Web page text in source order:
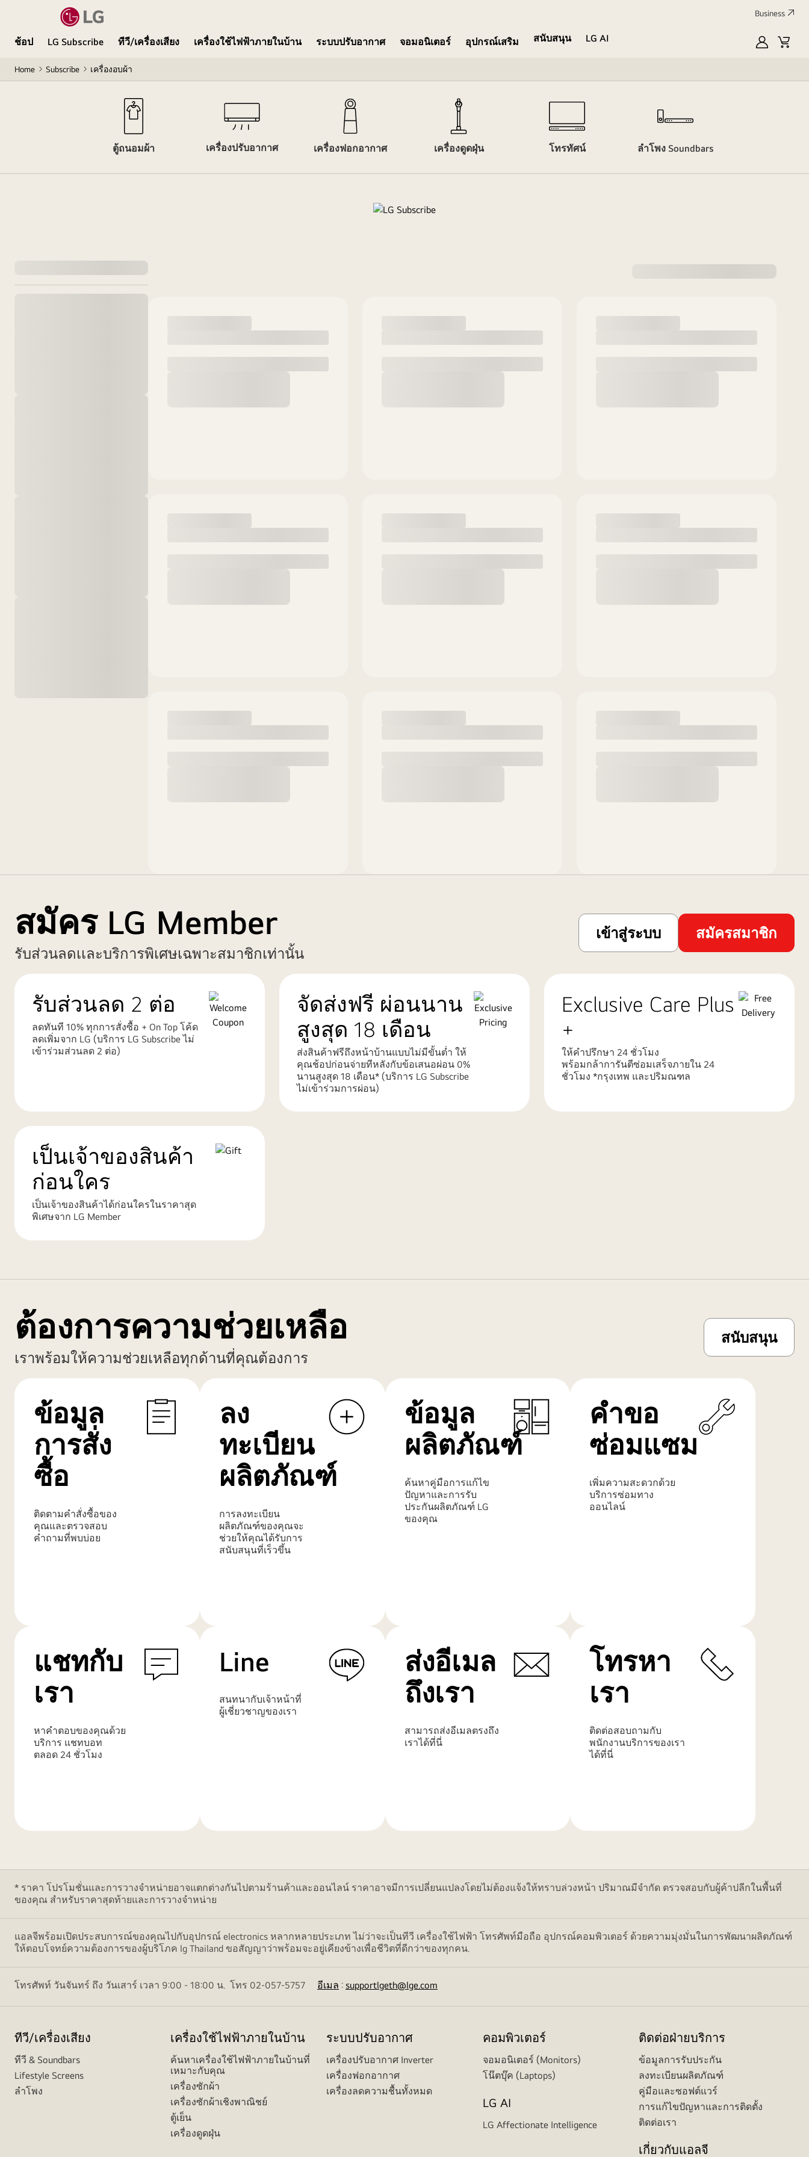
Business
ช้อป LG Subscribe ทีวี/เครื่องเสียง เครื่องใช้ไฟฟ้าภายในบ้าน ระบบปรับอากาศ จอมอนิเตอร์​ อุปกรณ์เสริม สนับสนุน
LG AI
MyLGCart
Home Subscribe เครื่องอบผ้า
ตู้ถนอมผ้า เครื่องปรับอากาศ เครื่องฟอกอากาศ เครื่องดูดฝุ่น โทรทัศน์ ลำโพง Soundbars
สมัคร LG Member
รับส่วนลดเเละบริการพิเศษเฉพาะสมาชิกเท่านั้น
เข้าสู่ระบบ สมัครสมาชิก
รับส่วนลด 2 ต่อ
ลดทันที 10% ทุกการสั่งซื้อ + On Top โค้ด
ลดเพิ่มจาก LG (บริการ LG Subscribe ไม่
เข้าร่วมส่วนลด 2 ต่อ)
จัดส่งฟรี ผ่อนนาน
สูงสุด 18 เดือน
ส่งสินค้าฟรีถึงหน้าบ้านแบบไม่มีขั้นต่ำ ให้
คุณช้อปก่อนจ่ายทีหลังกับข้อเสนอผ่อน 0%
นานสูงสุด 18 เดือน* (บริการ LG Subscribe
ไม่เข้าร่วมการผ่อน)
Exclusive Care Plus
+
ให้คำปรึกษา 24 ชั่วโมง
พร้อมกล้าการันตีซ่อมเสร็จภายใน 24
ชั่วโมง *กรุงเทพ และปริมณฑล
เป็นเจ้าของสินค้า
ก่อนใคร
เป็นเจ้าของสินค้าได้ก่อนใครในราคาสุด
พิเศษจาก LG Member
ต้องการความช่วยเหลือ
เราพร้อมให้ความช่วยเหลือทุกด้านที่คุณต้องการ
สนับสนุน
ข้อมูล
การสั่ง
ซื้อ
ติดตามคำสั่งซื้อของ
คุณและตรวจสอบ
คำถามที่พบบ่อย
ลง
ทะเบียน
ผลิตภัณฑ์
การลงทะเบียน
ผลิตภัณฑ์ของคุณจะ
ช่วยให้คุณได้รับการ
สนับสนุนที่เร็วขึ้น
ข้อมูล
ผลิตภัณฑ์
ค้นหาคู่มือการแก้ไข
ปัญหาและการรับ
ประกันผลิตภัณฑ์ LG
ของคุณ
คำขอ
ซ่อมแซม
เพิ่มความสะดวกด้วย
บริการซ่อมทาง
ออนไลน์
แชทกับ
เรา
หาคำตอบของคุณด้วย
บริการ แชทบอท
ตลอด 24 ชั่วโมง​
Line
สนทนากับเจ้าหน้าที่
ผู้เชี่ยวชาญของเรา​
ส่งอีเมล
ถึงเรา
สามารถส่งอีเมลตรงถึง
เราได้ที่นี่
โทรหา
เรา
ติดต่อสอบถามกับ
พนักงานบริการของเรา
ได้ที่นี่
* ราคา โปรโมชั่นและการวางจำหน่ายอาจแตกต่างกันไปตามร้านค้าและออนไลน์ ราคาอาจมีการเปลี่ยนแปลงโดยไม่ต้องแจ้งให้ทราบล่วงหน้า ปริมาณมีจำกัด ตรวจสอบกับผู้ค้าปลีกในพื้นที่
ของคุณ สำหรับราคาสุดท้ายและการวางจำหน่าย
แอลจีพร้อมเปิดประสบการณ์ของคุณไปกับอุปกรณ์ electronics หลากหลายประเภท ไม่ว่าจะเป็นทีวี เครื่องใช้ไฟฟ้า โทรศัพท์มือถือ อุปกรณ์คอมพิวเตอร์ ด้วยความมุ่งมั่นในการพัฒนาผลิตภัณฑ์
ให้ตอบโจทย์ความต้องการของผู้บริโภค lg Thailand ขอสัญญาว่าพร้อมจะอยู่เคียงข้างเพื่อชีวิตที่ดีกว่าของทุกคน.
โทรศัพท์ วันจันทร์ ถึง วันเสาร์ เวลา 9:00 - 18:00 น. โทร 02-057-5757 อีเมล : supportlgeth@lge.com
ทีวี/เครื่องเสียง
ทีวี & Soundbars
Lifestyle Screens
ลำโพง
เครื่องใช้ไฟฟ้าภายในบ้าน
ค้นหาเครื่องใช้ไฟฟ้าภายในบ้านที่
เหมาะกับคุณ
เครื่องซักผ้า
เครื่องซักผ้าเชิงพาณิชย์
ตู้เย็น
เครื่องดูดฝุ่น
ระบบปรับอากาศ
เครื่องปรับอากาศ Inverter
เครื่องฟอกอากาศ
เครื่องลดความชื้นทั้งหมด
คอมพิวเตอร์
จอมอนิเตอร์ (Monitors)
โน๊ตบุ๊ค (Laptops)
LG AI
LG Affectionate Intelligence
ติดต่อฝ่ายบริการ
ข้อมูลการรับประกัน
ลงทะเบียนผลิตภัณฑ์
คู่มือและซอฟต์แวร์
การแก้ไขปัญหาและการติดตั้ง
ติดต่อเรา
เกี่ยวกับแอลจี